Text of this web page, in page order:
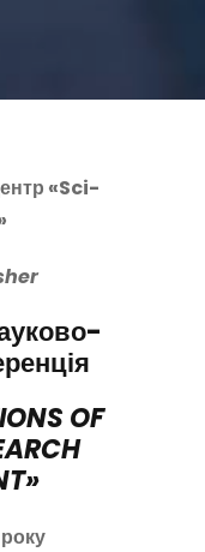
«Sci-
OF
»